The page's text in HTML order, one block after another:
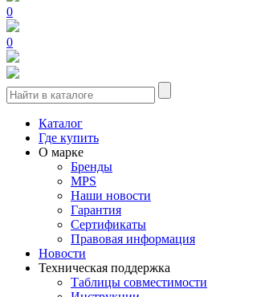
0
0
Каталог
Где купить
О марке
Бренды
MPS
Наши новости
Гарантия
Сертификаты
Правовая информация
Новости
Техническая поддержка
Таблицы совместимости